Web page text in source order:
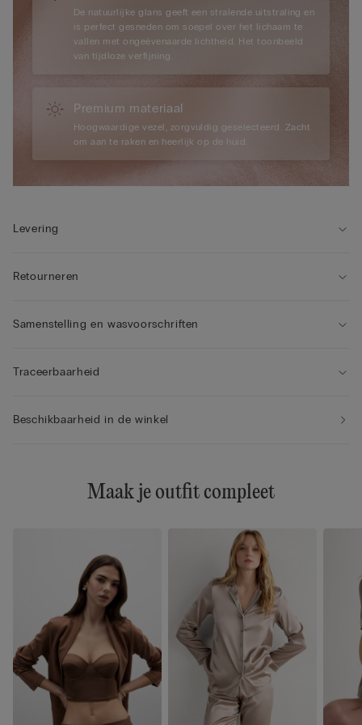
De natuurlijke glans geeft een stralende uitstraling en
is perfect gesneden om soepel over het lichaam te
vallen met ongeëvenaarde lichtheid. Het toonbeeld
van tijdloze verfijning.
Premium materiaal
Hoogwaardige vezel, zorgvuldig geselecteerd. Zacht
om aan te raken en heerlijk op de huid.
Levering
Retourneren
Samenstelling en wasvoorschriften
Traceerbaarheid
Beschikbaarheid in de winkel
Maak je outfit compleet